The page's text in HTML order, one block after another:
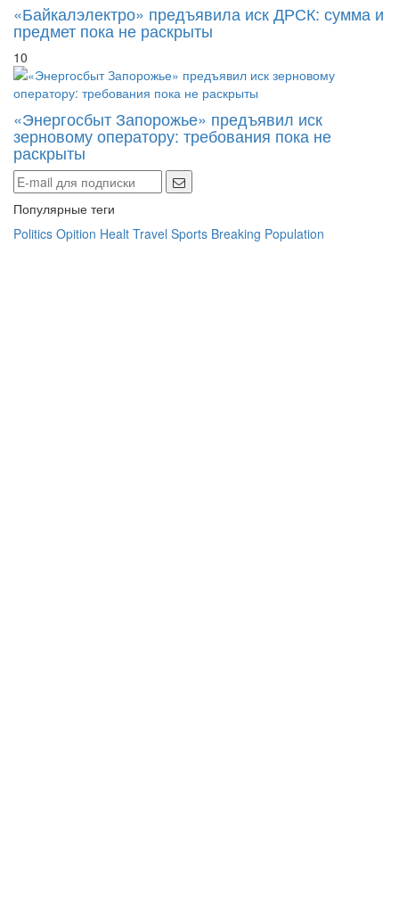
«Байкалэлектро» предъявила иск ДРСК: сумма и
предмет пока не раскрыты
10
«Энергосбыт Запорожье» предъявил иск
зерновому оператору: требования пока не
раскрыты
Популярные теги
Politics Opition Healt Travel Sports Breaking Population